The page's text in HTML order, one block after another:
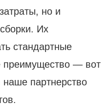
но и
Их
стандартные
преимущество — вот
партнерство